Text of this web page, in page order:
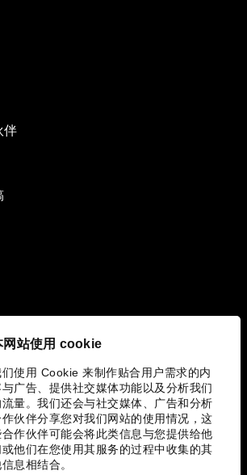
网站使用 cookie
们使用 Cookie 来制作贴合用户需求的内
广告、提供社交媒体功能以及分析我们
流量。我们还会与社交媒体、广告和分析
伙伴分享您对我们网站的使用情况，这
作伙伴可能会将此类信息与您提供给他
他们在您使用其服务的过程中收集的其
息相结合。
伴